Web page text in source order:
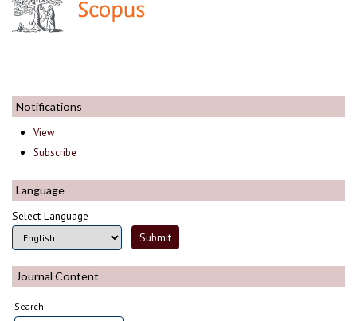
Notifications
View
Subscribe
Language
Select Language
Journal Content
Search